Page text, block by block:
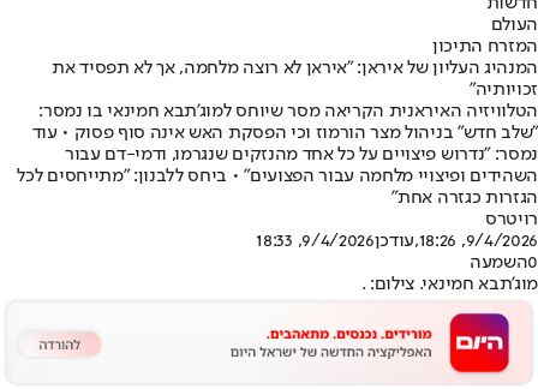
העולם
המזרח התיכון
המנהיג העליון של איראן: "איראן לא רוצה מלחמה, אך לא תפסיד את
זכויותיה"
הטלוויזיה האיראנית הקריאה מסר שיוחס למוג'תבא חמינאי בו נמסר:
"שלב חדש" בניהול מצר הורמוז וכי הפסקת האש אינה סוף פסוק • עוד
נמסר: "נדרוש פיצויים על כל אחד מהנזקים שנגרמו, ודמי-דם עבור
השהידים ופיצויי מלחמה עבור הפצועים" • ביחס ללבנון: "מתייחסים לכל
הגזרות כגזרה אחת"
רויטרס
9/4/2026, 18:26
,עודכן9/4/2026, 18:33
0השמעה
מוג'תבא חמינאי. צילום: .